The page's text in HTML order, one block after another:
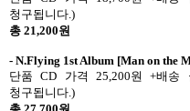
청구됩니다 .)
총 21,200원
- N.Flying 1st Album [Man on the
단품 CD 가격 25,200원 +배송
청구됩니다 .)